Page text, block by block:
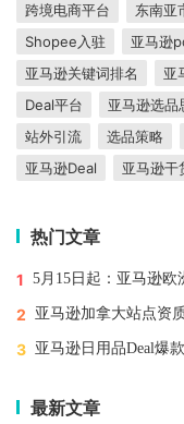
跨境电商平台
东南亚
Shopee入驻
亚马逊
亚马逊关键词排名
亚
Deal平台
亚马逊选品
站外引流
选品策略
亚马逊Deal
亚马逊干
热门文章
1 5月15日起：亚马逊
2 亚马逊加拿大站点资
3 亚马逊日用品Deal爆
最新文章